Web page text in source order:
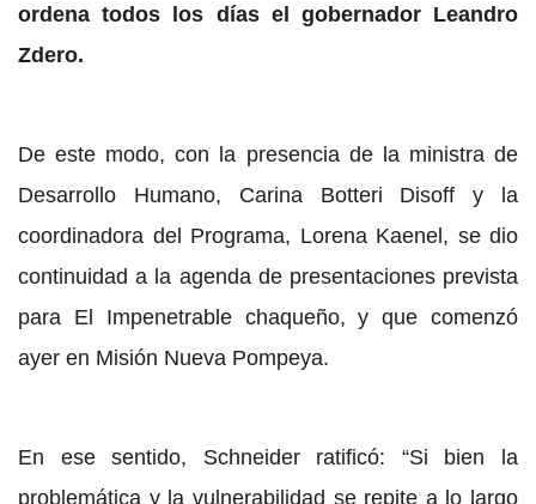
ordena todos los días el gobernador Leandro
Zdero.
De este modo, con la presencia de la ministra de
Desarrollo Humano, Carina Botteri Disoff y la
coordinadora del Programa, Lorena Kaenel, se dio
continuidad a la agenda de presentaciones prevista
para El Impenetrable chaqueño, y que comenzó
ayer en Misión Nueva Pompeya.
En ese sentido, Schneider ratificó: “Si bien la
problemática y la vulnerabilidad se repite a lo largo